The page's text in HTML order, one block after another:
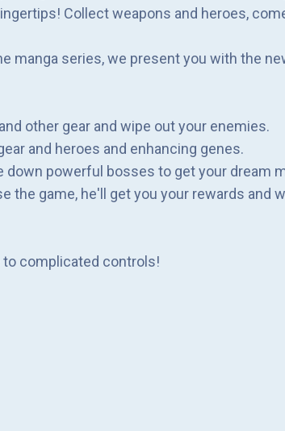
Collect weapons and heroes,
manga series, we present you with the
other gear and wipe out your enemies.
and heroes and enhancing genes.
down powerful bosses to get your dream
the game, he'll get you your rewards and
complicated controls!